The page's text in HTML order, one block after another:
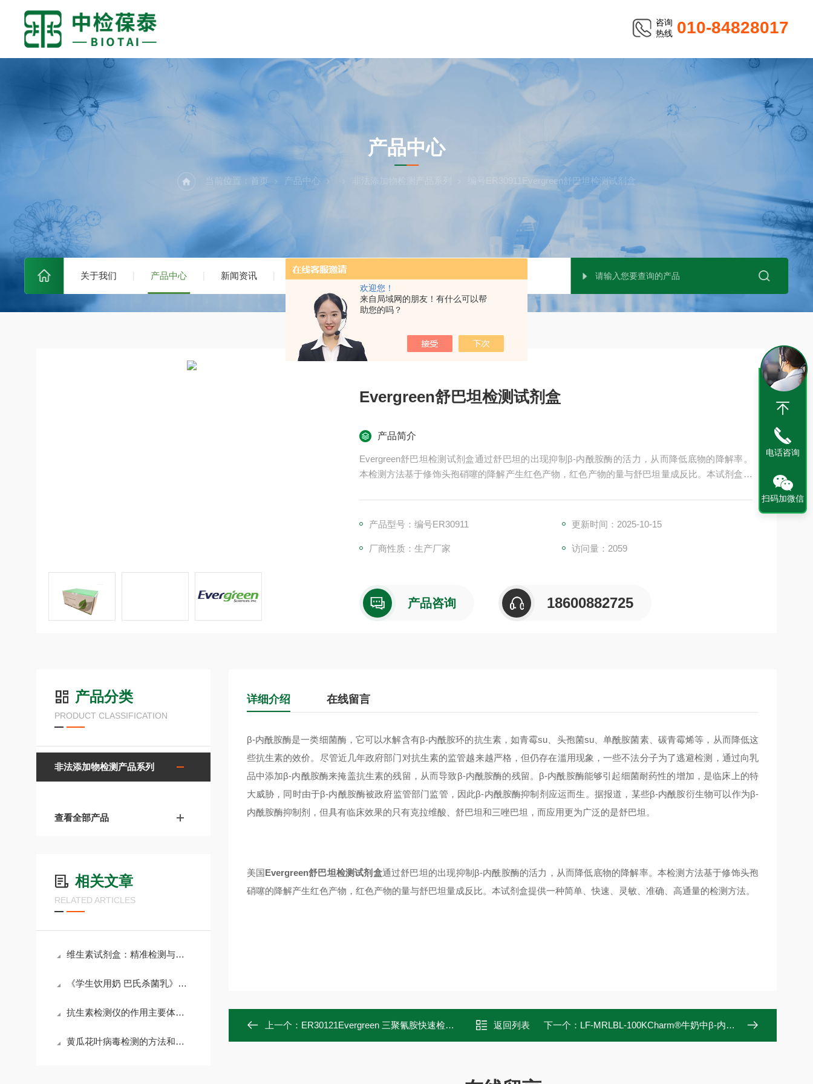
欢迎您！
来自局域网的朋友！有什么可以帮
助您的吗？
咨询
热线 010-84828017
关于我们 产品中心 新闻资讯 技术文章
PRODUCTS CENTER
产品中心
当前位置： 首页 产品中心 编号ER30911Evergreen舒巴坦检测试剂盒
Evergreen舒巴坦检测试剂盒
产品简介
Evergreen舒巴坦检测试剂盒通过舒巴坦的出现抑制β-内酰胺酶的活力，从而降低底物的降解率。
本检测方法基于修饰头孢硝噻的降解产生红色产物，红色产物的量与舒巴坦量成反比。本试剂盒提
产品型号：编号ER30911 更新时间：2025-10-15
厂商性质：生产厂家 访问量：2059
产品咨询 18600882725
产品分类
PRODUCT CLASSIFICATION
非法添加物检测产品系列
查看全部产品
相关文章
RELATED ARTICLES
维生素试剂盒：精准检测与健康管理的科学工具
《学生饮用奶 巴氏杀菌乳》等3项团体标准发布
抗生素检测仪的作用主要体现在这几个方面
黄瓜花叶病毒检测的方法和重要性体现
详细介绍 在线留言
β-内酰胺酶是一类细菌酶，它可以水解含有β-内酰胺环的抗生素，如青霉su、头孢菌su、单酰胺菌素、碳青霉烯等，从而降低这
些抗生素的效价。尽管近几年政府部门对抗生素的监管越来越严格，但仍存在滥用现象，一些不法分子为了逃避检测，通过向乳
品中添加β-内酰胺酶来掩盖抗生素的残留，从而导致β-内酰胺酶的残留。β-内酰胺酶能够引起细菌耐药性的增加，是临床上的特
大威胁，同时由于β-内酰胺酶被政府监管部门监管，因此β-内酰胺酶抑制剂应运而生。据报道，某些β-内酰胺衍生物可以作为β-
内酰胺酶抑制剂，但具有临床效果的只有克拉维酸、舒巴坦和三唑巴坦，而应用更为广泛的是舒巴坦。
美国Evergreen舒巴坦检测试剂盒通过舒巴坦的出现抑制β-内酰胺酶的活力，从而降低底物的降解率。本检测方法基于修饰头孢
硝噻的降解产生红色产物，红色产物的量与舒巴坦量成反比。本试剂盒提供一种简单、快速、灵敏、准确、高通量的检测方法。
上一个： ER30121Evergreen 三聚氰胺快速检测条 返回列表 下一个： LF-MRLBL-100KCharm®牛奶中β-内酰胺酶快速检测条
电话咨询
扫码加微信